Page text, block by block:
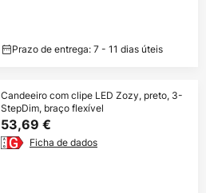
Prazo de entrega: 7 - 11 dias úteis
Candeeiro com clipe LED Zozy, preto, 3-
StepDim, braço flexível
53,69 €
Ficha de dados